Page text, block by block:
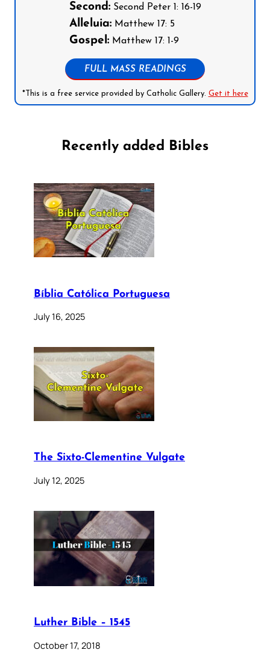
Second:Second Peter 1: 16-19
Alleluia:Matthew 17: 5
Gospel:Matthew 17: 1-9
FULL MASS READINGS
*This is a free service provided by Catholic Gallery. Get it here
Recently added Bibles
Bíblia Católica Portuguesa
July 16, 2025
The Sixto-Clementine Vulgate
July 12, 2025
Luther Bible – 1545
October 17, 2018